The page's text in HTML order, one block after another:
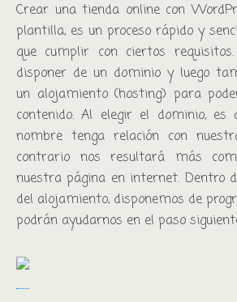
Crear una tienda online con
plantilla, es un proceso rápido y
que cumplir con ciertos
disponer de un dominio y luego
un alojamiento (hosting) para
contenido. Al elegir el dominio, es
nombre tenga relación con
contrario nos resultará más
nuestra página en internet. Dentro
del alojamiento, disponemos de
podrán ayudarnos en el paso